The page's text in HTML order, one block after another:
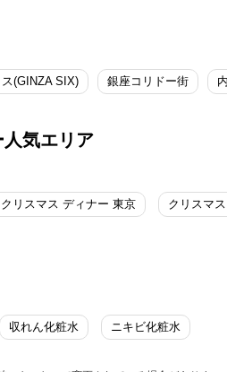
(GINZA SIX) 銀座コリドー街
気エリア
クリスマス ディナー 東京 クリスマ
収れん化粧水 ニキビ化粧水